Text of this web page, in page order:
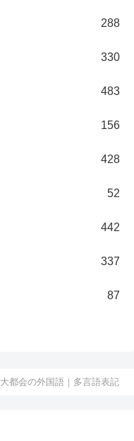
288
330
483
156
428
52
442
337
87
大都会の外国語｜多言語表記